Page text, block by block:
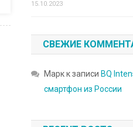
15.10.2023
СВЕЖИЕ
Маркк записи BQ
смартфон из России